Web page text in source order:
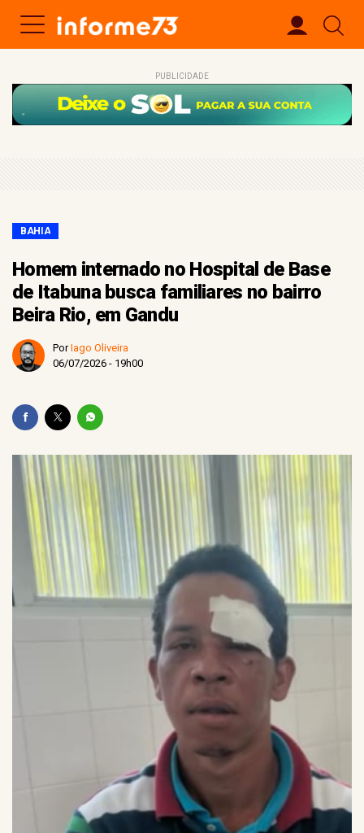
PUBLICIDADE
BAHIA
Homem internado no Hospital de Base
de Itabuna busca familiares no bairro
Beira Rio, em Gandu
PorIago Oliveira
06/07/2026 - 19h00